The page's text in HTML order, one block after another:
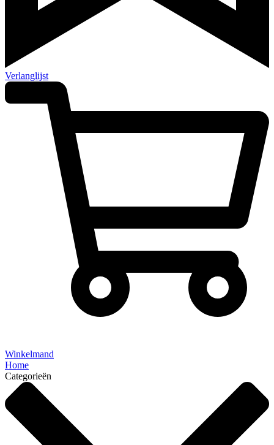
Verlanglijst
Winkelmand
Home
Categorieën